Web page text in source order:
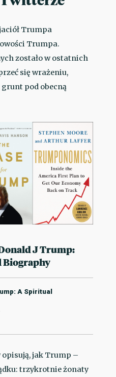
Trumpa
Trumpa.
zostało w ostatnich
się wrażeniu,
pod obecną
J Trump:
A Spiritual
opisują, jak Trump –
trzykrotnie żonaty